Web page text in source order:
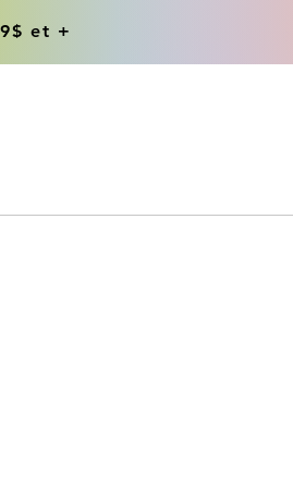
99$ et +
et +